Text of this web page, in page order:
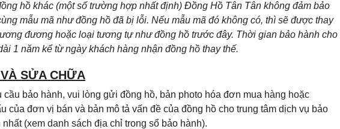
hồ khác (một số trường hợp nhất định) Đồng Hồ Tân Tân không đảm bảo
mẫu mã như đồng hồ đã bị lỗi. Nếu mẫu mã đó không có, thì sẽ được thay
đương hoặc loại tương tự như đồng hồ trước đây. Thời gian bảo hành cho
1 năm kể từ ngày khách hàng nhận đồng hồ thay thế.
SỬA CHỮA
cầu bảo hành, vui lòng gửi đồng hồ, bản photo hóa đơn mua hàng hoặc
của đơn vị bán và bản mô tả vấn đề của đồng hồ cho trung tâm dịch vụ bảo
(xem danh sách địa chỉ trong sổ bảo hành).